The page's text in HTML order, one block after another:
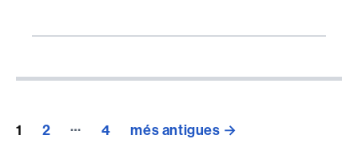
Paginació
1 2 … 4 més antigues →